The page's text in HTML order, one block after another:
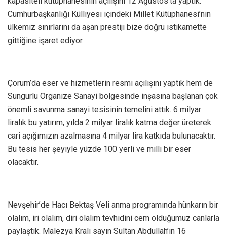
Cumhurbaşkanlığı Külliyesi içindeki Millet Kütüphanesi’nin
ülkemiz sınırlarını da aşan prestiji bize doğru istikamette
gittiğine işaret ediyor.
Çorum’da eser ve hizmetlerin resmi açılışını yaptık hem de
Sungurlu Organize Sanayi bölgesinde inşasına başlanan çok
önemli savunma sanayi tesisinin temelini attık. 6 milyar
liralık bu yatırım, yılda 2 milyar liralık katma değer üreterek
cari açığımızın azalmasına 4 milyar lira katkıda bulunacaktır.
Bu tesis her şeyiyle yüzde 100 yerli ve milli bir eser
olacaktır.
Nevşehir’de Hacı Bektaş Veli anma programında hünkarın bir
olalım, iri olalım, diri olalım tevhidini cem olduğumuz canlarla
paylaştık. Malezya Kralı sayın Sultan Abdullah’ın 16